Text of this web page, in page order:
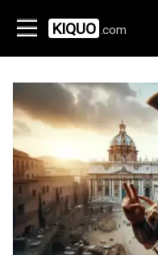
KIQUO .com